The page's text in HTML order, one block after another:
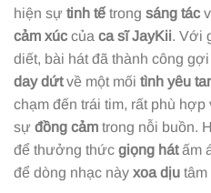
hiện sự tinh tế trong sáng tác
cảm xúc của ca sĩ JayKii. Với
diết, bài hát đã thành công
day dứtvề một mối tình yêu
chạm đến trái tim, rất phù
sự đồng cảm trong nỗi buồn.
để thưởng thức giọng hátấm
để dòng nhạc này xoa dịu tâm